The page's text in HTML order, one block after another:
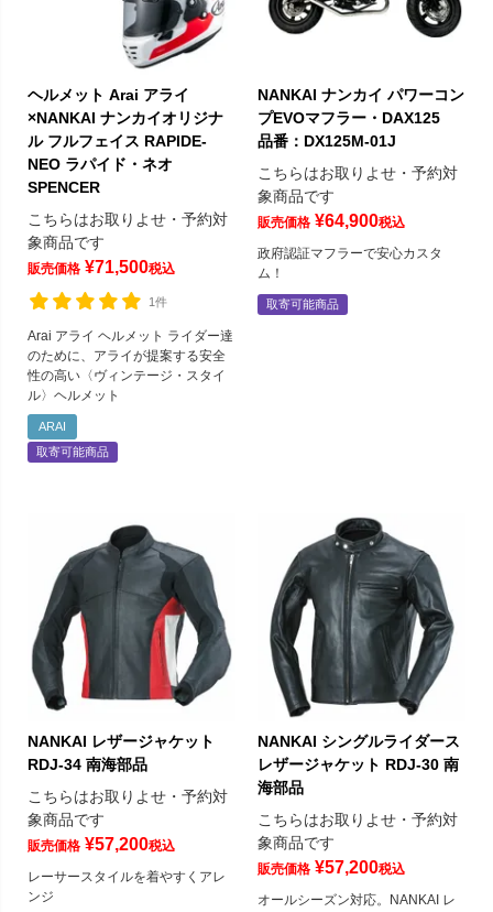
ヘルメット Arai アライ
×NANKAI ナンカイオリジナ
ル フルフェイス RAPIDE-
NEO ラパイド・ネオ
SPENCER
こちらはお取りよせ・予約対
象商品です
販売価格 ¥71,500税込
1件
Arai アライ ヘルメット ライダー達
のために、アライが提案する安全
性の高い〈ヴィンテージ・スタイ
ル〉ヘルメット
ARAI
取寄可能商品
NANKAI ナンカイ パワーコン
プEVOマフラー・DAX125
品番：DX125M-01J
こちらはお取りよせ・予約対
象商品です
販売価格 ¥64,900税込
政府認証マフラーで安心カスタ
ム！
取寄可能商品
NANKAI レザージャケット
RDJ-34 南海部品
こちらはお取りよせ・予約対
象商品です
販売価格 ¥57,200税込
レーサースタイルを着やすくアレ
ンジ
NANKAI シングルライダース
レザージャケット RDJ-30 南
海部品
こちらはお取りよせ・予約対
象商品です
販売価格 ¥57,200税込
オールシーズン対応。NANKAI レ